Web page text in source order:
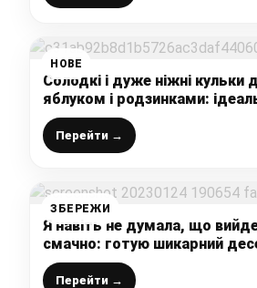
НОВЕ
Солодкі і дуже ніжні кульки
яблуком і родзинками:
солодощів для домашнього
Перейти →
ЗБЕРЕЖИ
Я навіть не думала, що
смачно: готую шикарний
звичайних інгредієнтів
Перейти →